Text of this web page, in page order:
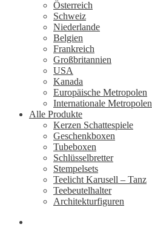
Österreich
Schweiz
Niederlande
Belgien
Frankreich
Großbritannien
USA
Kanada
Europäische Metropolen
Internationale Metropolen
Alle Produkte
Kerzen Schattespiele
Geschenkboxen
Tubeboxen
Schlüsselbretter
Stempelsets
Teelicht Karusell – Tanz
Teebeutelhalter
Architekturfiguren